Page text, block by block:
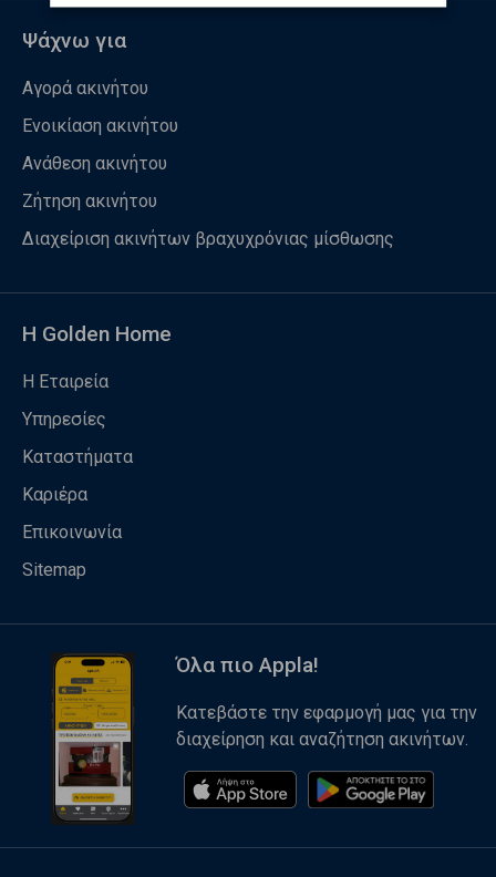
Ψάχνω για
Αγορά ακινήτου
Ενοικίαση ακινήτου
Ανάθεση ακινήτου
Ζήτηση ακινήτου
Διαχείριση ακινήτων βραχυχρόνιας μίσθωσης
Η Golden Home
Η Εταιρεία
Υπηρεσίες
Καταστήματα
Καριέρα
Επικοινωνία
Sitemap
Όλα πιο Appla!
Κατεβάστε την εφαρμογή μας για την
διαχείρηση και αναζήτηση ακινήτων.